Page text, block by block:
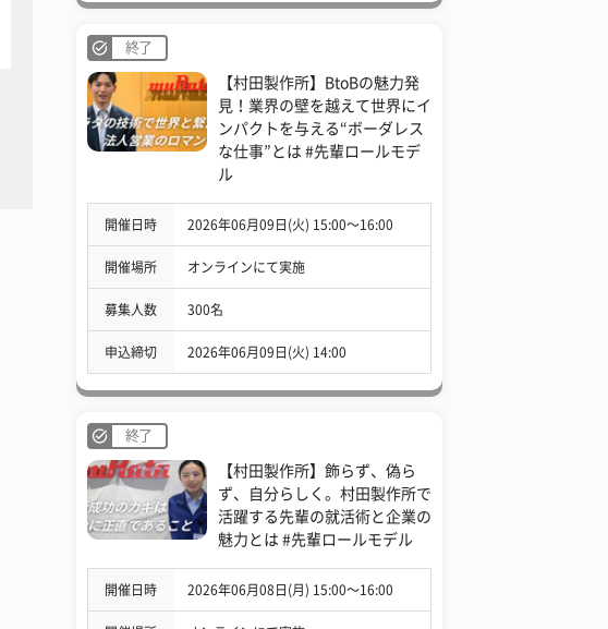
終了
【村田製作所】BtoBの魅力発
見！業界の壁を越えて世界にイ
ンパクトを与える“ボーダレス
な仕事”とは #先輩ロールモデ
ル
開催日時 2026年06月09日(火) 15:00〜16:00
開催場所 オンラインにて実施
募集人数 300名
申込締切 2026年06月09日(火) 14:00
終了
【村田製作所】飾らず、偽ら
ず、自分らしく。村田製作所で
活躍する先輩の就活術と企業の
魅力とは #先輩ロールモデル
開催日時 2026年06月08日(月) 15:00〜16:00